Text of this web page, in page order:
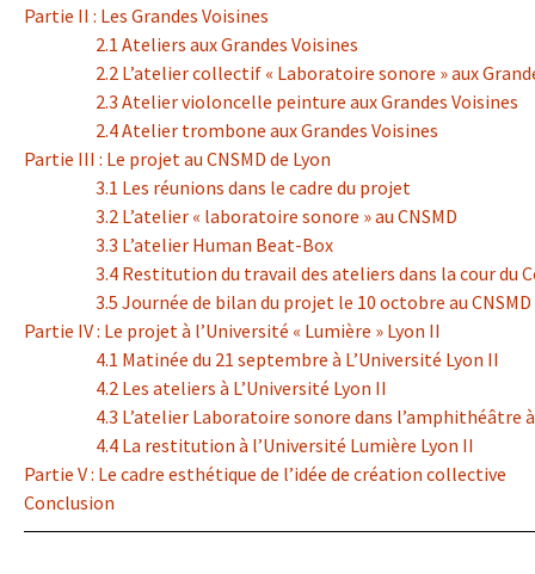
Partie II : Les Grandes Voisines
2.1 Ateliers aux Grandes Voisines
2.2 L’atelier collectif « Laboratoire sonore » aux
2.3 Atelier violoncelle peinture aux Grandes Voisines
2.4 Atelier trombone aux Grandes Voisines
Partie III : Le projet au CNSMD de Lyon
3.1 Les réunions dans le cadre du projet
3.2 L’atelier « laboratoire sonore » au CNSMD
3.3 L’atelier Human Beat-Box
3.4 Restitution du travail des ateliers dans la cour du
3.5 Journée de bilan du projet le 10 octobre au CNSMD
Partie IV : Le projet à l’Université « Lumière » Lyon II
4.1 Matinée du 21 septembre à L’Université Lyon II
4.2 Les ateliers à L’Université Lyon II
4.3 L’atelier Laboratoire sonore dans l’amphithéâtre
4.4 La restitution à l’Université Lumière Lyon II
Partie V : Le cadre esthétique de l’idée de création collective
Conclusion